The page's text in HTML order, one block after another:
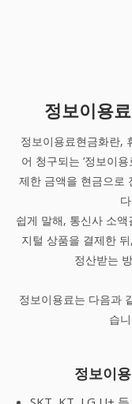
정보이용
정보이용료현금화란,
어 청구되는 ‘정보이
제한 금액을 현금으로
다.
쉽게 말해, 통신사 소
지털 상품을 결제한
정산받는
정보이용료는 다음과
습
정보이